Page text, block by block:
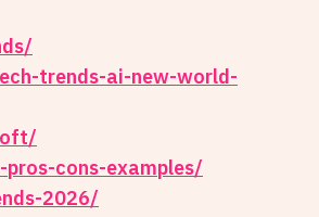
trends-ai-new-world-
cons-examples/
2026/